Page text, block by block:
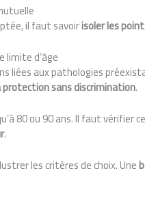
il faut savoirisoler les
limite d’âge
liées aux pathologies
protection sans discrimination.
80 ou 90 ans. Il faut vérifier
.
les critères de choix. Une